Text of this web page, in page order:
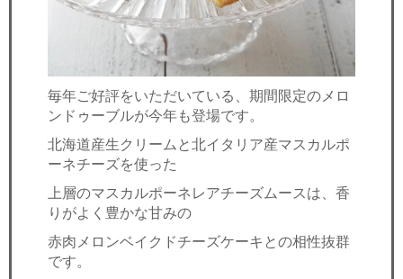
毎年ご好評をいただいている、期間限定のメロ
ンドゥーブルが今年も登場です。
北海道産生クリームと北イタリア産マスカルポ
ーネチーズを使った
上層のマスカルポーネレアチーズムースは、香
りがよく豊かな甘みの
赤肉メロンベイクドチーズケーキとの相性抜群
です。